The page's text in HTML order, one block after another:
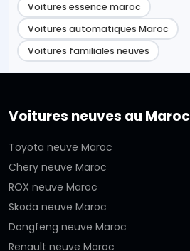
Voitures essence maroc
Voitures automatiques Maroc
Voitures familiales neuves
Voitures neuves au Maroc
Toyota neuve Maroc
Chery neuve Maroc
ROX neuve Maroc
Skoda neuve Maroc
Dongfeng neuve Maroc
Renault neuve Maroc